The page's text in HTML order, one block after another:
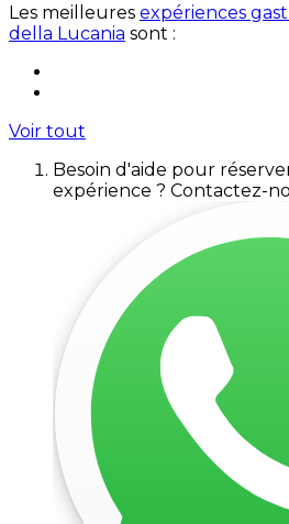
Les meilleures expériences
della Lucania sont :
Voir tout
Besoin d'aide pour
expérience ? Contactez-